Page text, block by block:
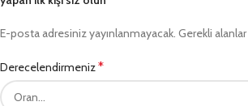
E-posta adresiniz yayınlanmayacak. Gerekli alanlar
Derecelendirmeniz*